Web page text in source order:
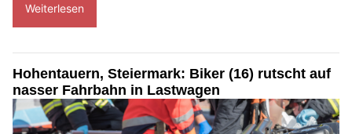
Weiterlesen
Hohentauern, Steiermark: Biker (16) rutscht auf
nasser Fahrbahn in Lastwagen